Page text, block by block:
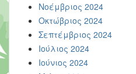
Νοέμβριος 2024
Οκτώβριος 2024
Σεπτέμβριος 2024
Ιούλιος 2024
Ιούνιος 2024